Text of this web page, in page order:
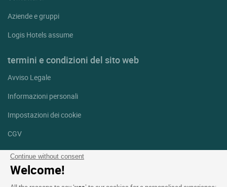
Continue without consent
Welcome!
Aziende e gruppi
Logis Hotels assume
termini e condizioni del sito web
Avviso Legale
Informazioni personali
Impostazioni dei cookie
CGV
Aiuto
Mappa del sito